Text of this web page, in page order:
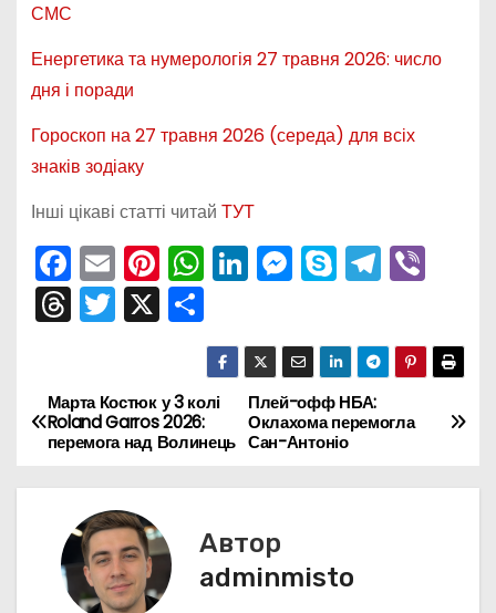
СМС
Енергетика та нумерологія 27 травня 2026: число
дня і поради
Гороскоп на 27 травня 2026 (середа) для всіх
знаків зодіаку
Інші цікаві статті читай ТУТ
F
a
c
b
o
o
k
E
m
ai
Pi
nt
er
st
W
h
a
ts
A
p
p
Li
n
k
e
dI
n
M
e
s
s
e
n
g
S
k
y
p
e
T
el
e
gr
m
Vi
er
T
hr
a
d
s
T
w
er
X П
о
ді
л
и
т
с
я
Н
а
Плей-офф НБА:
Оклахома перемогла
Сан-Антоніо
Марта Костюк у 3 колі
Roland Garros 2026:
перемога над Волинець
Автор
adminmisto